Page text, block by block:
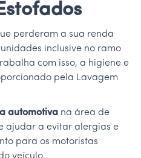
perderam a sua renda
inclusive no ramo
com isso, a higiene e
pela Lavagem
automotiva na área de
ajudar a evitar alergias e
para os motoristas